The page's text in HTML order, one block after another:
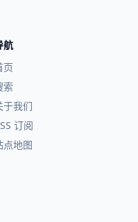
航
页
索
于我们
订阅
点地图